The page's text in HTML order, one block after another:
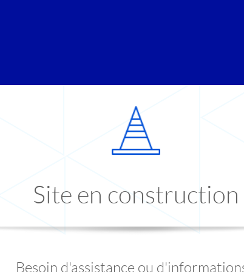
Site en construction
Besoin d'assistance ou